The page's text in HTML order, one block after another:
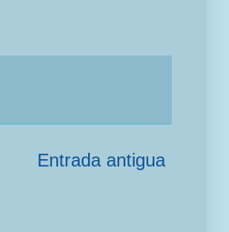
Entrada antigua